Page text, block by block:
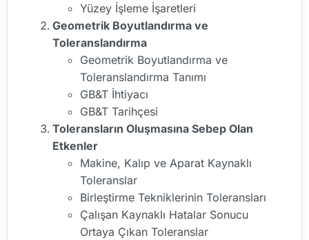
Yüzey İşleme İşaretleri
Geometrik Boyutlandırma ve
Toleranslandırma
Geometrik Boyutlandırma ve
Toleranslandırma Tanımı
GB&T İhtiyacı
GB&T Tarihçesi
Toleransların Oluşmasına Sebep Olan
Etkenler
Makine, Kalıp ve Aparat Kaynaklı
Toleranslar
Birleştirme Tekniklerinin Toleransları
Çalışan Kaynaklı Hatalar Sonucu
Ortaya Çıkan Toleranslar